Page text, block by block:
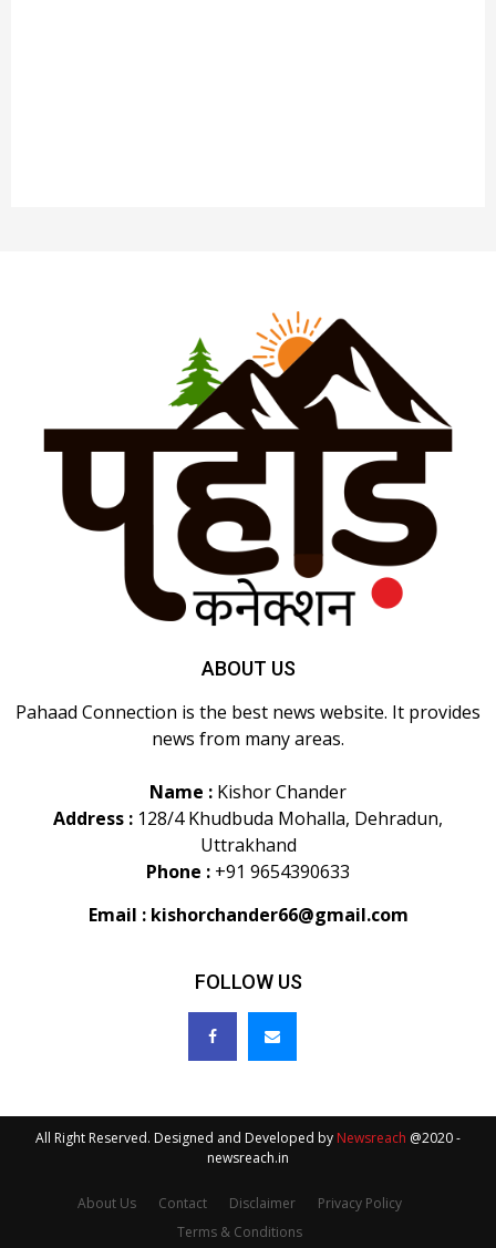
ABOUT US
Pahaad Connection is the best news website. It provides
news from many areas.
Name : Kishor Chander
Address : 128/4 Khudbuda Mohalla, Dehradun,
Uttrakhand
Phone : +91 9654390633
Email : kishorchander66@gmail.com
FOLLOW US
All Right Reserved. Designed and Developed by Newsreach @2020 -
newsreach.in
About Us Contact Disclaimer
Privacy Policy
Terms & Conditions